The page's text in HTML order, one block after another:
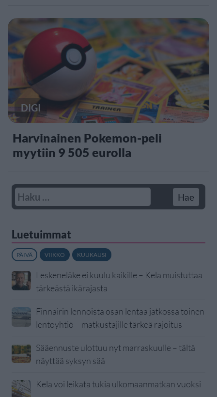
DIGI
Harvinainen Pokemon-peli
myytiin 9 505 eurolla
Luetuimmat
PÄIVÄ VIIKKO KUUKAUSI
Leskeneläke ei kuulu kaikille – Kela muistuttaa
tärkeästä ikärajasta
Finnairin lennoista osan lentää jatkossa toinen
lentoyhtiö – matkustajille tärkeä rajoitus
Sääennuste ulottuu nyt marraskuulle – tältä
näyttää syksyn sää
Kela voi leikata tukia ulkomaanmatkan vuoksi